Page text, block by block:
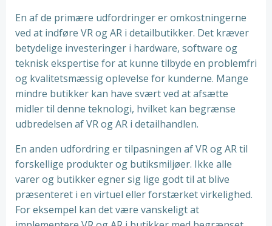
En af de primære udfordringer er omkostningerne
ved at indføre VR og AR i detailbutikker. Det kræver
betydelige investeringer i hardware, software og
teknisk ekspertise for at kunne tilbyde en problemfri
og kvalitetsmæssig oplevelse for kunderne. Mange
mindre butikker kan have svært ved at afsætte
midler til denne teknologi, hvilket kan begrænse
udbredelsen af VR og AR i detailhandlen.
En anden udfordring er tilpasningen af VR og AR til
forskellige produkter og butiksmiljøer. Ikke alle
varer og butikker egner sig lige godt til at blive
præsenteret i en virtuel eller forstærket virkelighed.
For eksempel kan det være vanskeligt at